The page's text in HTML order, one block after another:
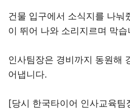
건물 입구에서 소식지를 나눠
이 뛰어 나와 소리지르며 막습
인사팀장은 경비까지 동원해
어냅니다.
[당시 한국타이어 인사교육